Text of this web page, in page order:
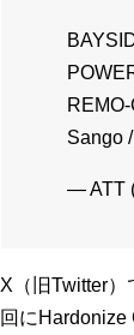
Sango
— ATT
X（旧Twitter
回にHardonize